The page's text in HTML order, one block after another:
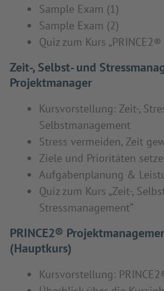
Sample Exam (1)
Sample Exam (2)
Quiz zum Kurs
Zeit-, Selbst- und
Projektmanager
Kursvorstellung: Zeit-,
Selbstmanagement
Stress vermeiden, Zeit
Ziele und Prioritäten
Aufgabenplanung &
Quiz zum Kurs „Zeit-,
Stressmanagement“
PRINCE2®
(Hauptkurs)
Kursvorstellung: